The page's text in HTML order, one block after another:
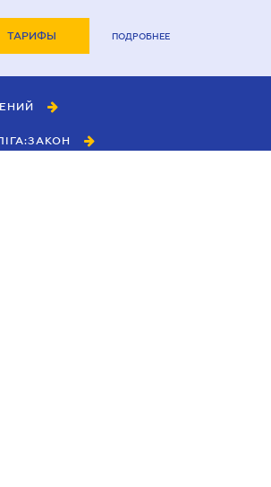
ТАРИФЫ ПОДРОБНЕЕ